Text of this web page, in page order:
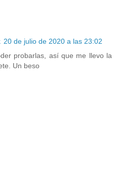
20 de julio de 2020 a las 23:02
probarlas, así que me llevo la
Un beso